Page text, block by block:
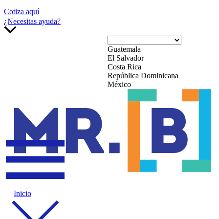
Cotiza aquí
¿Necesitas ayuda?
Guatemala
El Salvador
Costa Rica
República Dominicana
México
Inicio